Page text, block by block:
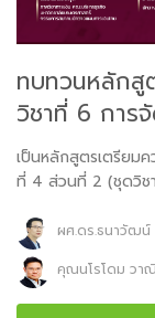
ทบทวนหลักสู
วิชาที่ 6 การ
เป็นหลักสูตรเตรียม
ที่ 4 ส่วนที่ 2 (ชุดวิช
ผศ.ดร.ธนาวัฒ
คุณนโรโดม วา